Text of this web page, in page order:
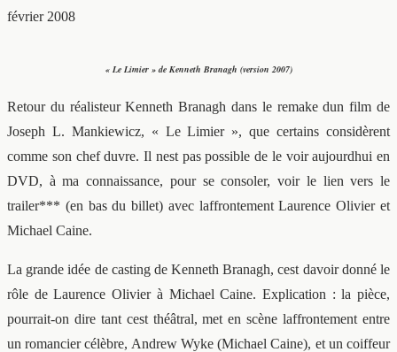
février 2008
« Le Limier » de Kenneth Branagh (version 2007)
Retour du réalisteur Kenneth Branagh dans le remake dun film de
Joseph L. Mankiewicz, « Le Limier », que certains considèrent
comme son chef duvre. Il nest pas possible de le voir aujourdhui en
DVD, à ma connaissance, pour se consoler, voir le lien vers le
trailer*** (en bas du billet) avec laffrontement Laurence Olivier et
Michael Caine.
La grande idée de casting de Kenneth Branagh, cest davoir donné le
rôle de Laurence Olivier à Michael Caine. Explication : la pièce,
pourrait-on dire tant cest théâtral, met en scène laffrontement entre
un romancier célèbre, Andrew Wyke (Michael Caine), et un coiffeur